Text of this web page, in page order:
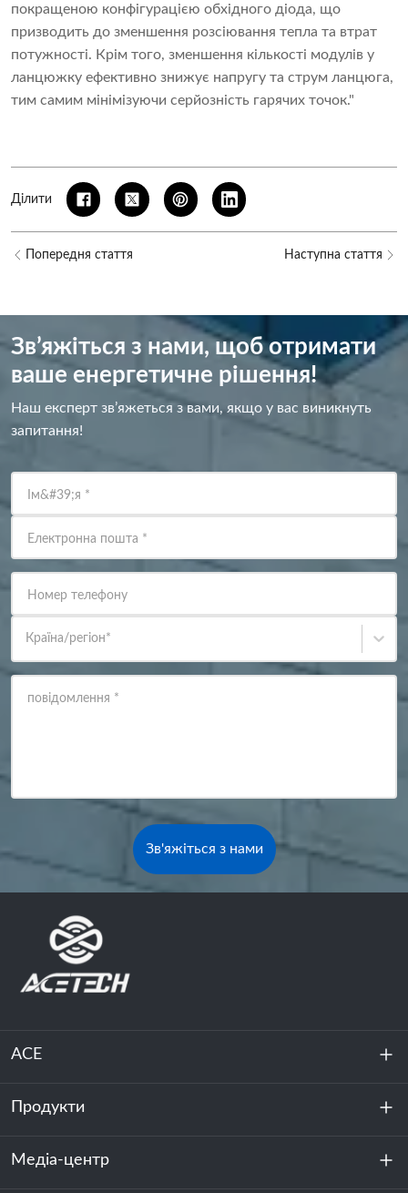
покращеною конфігурацією обхідного діода, що
призводить до зменшення розсіювання тепла та втрат
потужності. Крім того, зменшення кількості модулів у
ланцюжку ефективно знижує напругу та струм ланцюга,
тим самим мінімізуючи серйозність гарячих точок."
Ділити
Попередня стаття Наступна стаття
Зв’яжіться з нами, щоб отримати
ваше енергетичне рішення!
Наш експерт зв’яжеться з вами, якщо у вас виникнуть
запитання!
Ім&#39;я *
Електронна пошта *
Номер телефону
Країна/регіон*
повідомлення *
Зв'яжіться з нами
ACE
Про нас
Стійкість
Продукти
Зберігання енергії
Медіа-центр